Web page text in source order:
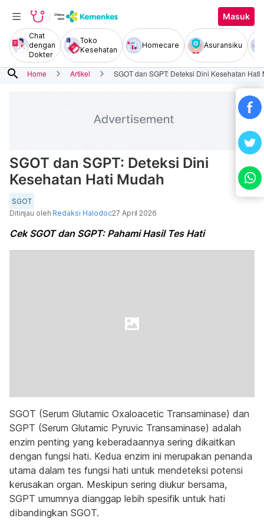
Masuk
Chat
dengan
Dokter
Toko
Kesehatan
Homecare Asuransiku
search Home Artikel SGOT dan SGPT: Deteksi Dini Kesehatan Hati
SGOT dan SGPT: Deteksi Dini
Kesehatan Hati Mudah
SGOT
Ditinjau oleh Redaksi Halodoc27 April 2026
Cek SGOT dan SGPT: Pahami Hasil Tes Hati
SGOT (Serum Glutamic Oxaloacetic Transaminase) dan
SGPT (Serum Glutamic Pyruvic Transaminase) adalah
enzim penting yang keberadaannya sering dikaitkan
dengan fungsi hati. Kedua enzim ini merupakan penanda
utama dalam tes fungsi hati untuk mendeteksi potensi
kerusakan organ. Meskipun sering diukur bersama,
SGPT umumnya dianggap lebih spesifik untuk hati
dibandingkan SGOT.